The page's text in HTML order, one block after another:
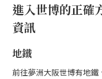
進入世博的正確
資訊
地鐵
前往夢洲大阪世博有地